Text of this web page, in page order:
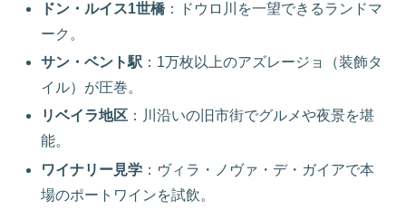
ドン・ルイス1世橋：ドウロ川を一望できるランドマ
ーク。
サン・ベント駅 ：1万枚以上のアズレージョ（装飾タ
イル）が圧巻。
リベイラ地区 ：川沿いの旧市街でグルメや夜景を堪
能。
ワイナリー見学 ：ヴィラ・ノヴァ・デ・ガイアで本
場のポートワインを試飲。